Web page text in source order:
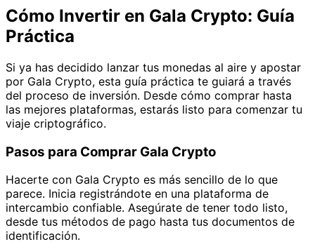
Cómo Invertir en Gala Crypto: Guía
Práctica
Si ya has decidido lanzar tus monedas al aire y apostar
por Gala Crypto, esta guía práctica te guiará a través
del proceso de inversión. Desde cómo comprar hasta
las mejores plataformas, estarás listo para comenzar tu
viaje criptográfico.
Pasos para Comprar Gala Crypto
Hacerte con Gala Crypto es más sencillo de lo que
parece. Inicia registrándote en una plataforma de
intercambio confiable. Asegúrate de tener todo listo,
desde tus métodos de pago hasta tus documentos de
identificación.